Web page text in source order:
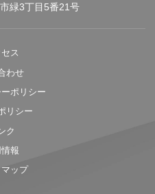
緑3丁目5番21号
ス
わせ
ポリシー
リシー
ク
報
ップ